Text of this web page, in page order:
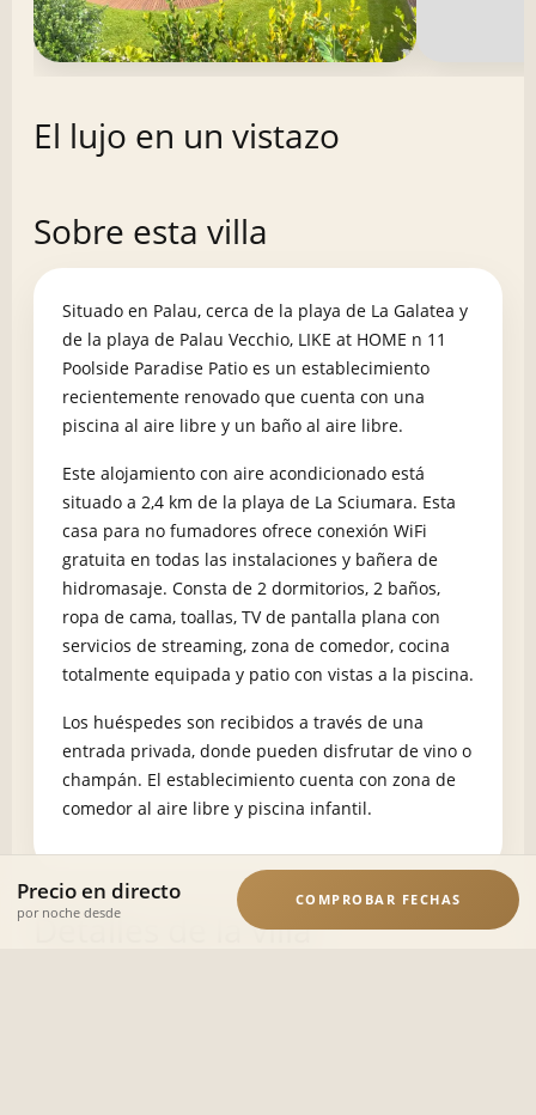
El lujo en un vistazo
Sobre esta villa
Situado en Palau, cerca de la playa de La Galatea y
de la playa de Palau Vecchio, LIKE at HOME n 11
Poolside Paradise Patio es un establecimiento
recientemente renovado que cuenta con una
piscina al aire libre y un baño al aire libre.
Este alojamiento con aire acondicionado está
situado a 2,4 km de la playa de La Sciumara. Esta
casa para no fumadores ofrece conexión WiFi
gratuita en todas las instalaciones y bañera de
hidromasaje. Consta de 2 dormitorios, 2 baños,
ropa de cama, toallas, TV de pantalla plana con
servicios de streaming, zona de comedor, cocina
totalmente equipada y patio con vistas a la piscina.
Los huéspedes son recibidos a través de una
entrada privada, donde pueden disfrutar de vino o
champán. El establecimiento cuenta con zona de
comedor al aire libre y piscina infantil.
Detalles de la villa
Precio en directo
por noche desde
COMPROBAR FECHAS